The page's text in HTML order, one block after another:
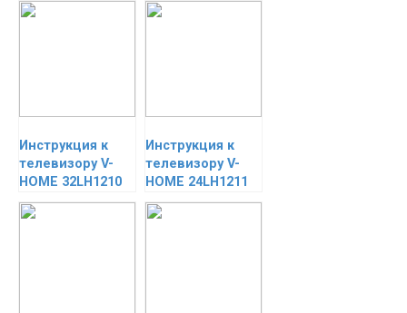
Инструкция к
телевизору V-
HOME 32LH1210
Инструкция к
телевизору V-
HOME 24LH1211